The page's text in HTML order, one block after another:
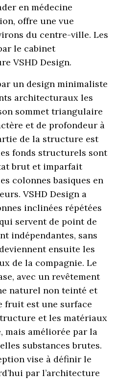
en médecine
offre une vue
du centre-ville. Les
le cabinet
VSHD Design.
un design minimaliste
architecturaux les
sommet triangulaire
et de profondeur à
de la structure est
fonds structurels sont
brut et imparfait
colonnes basiques en
VSHD Design a
inclinées répétées
servent de point de
indépendantes, sans
ensuite les
de la compagnie. Le
avec un revêtement
naturel non teinté et
fruit est une surface
et les matériaux
mais améliorée par la
substances brutes.
vise à définir le
par l’architecture